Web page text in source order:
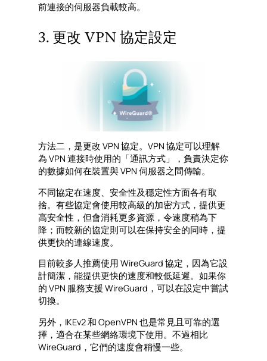
前連接的伺服器負載較高。
3. 更改 VPN 協定設定
方法二，是更改 VPN 協定。VPN 協定可以理解
為 VPN 連接時使用的「通訊方式」，負責決定你
的數據如何在裝置與 VPN 伺服器之間傳輸。
不同協定在速度、安全性及穩定性方面各有取
捨。有些協定會使用較高級的加密方式，提供更
高安全性，但會消耗更多資源，令速度稍為下
降；而較新的協定則可以在保持安全的同時，提
供更快的連線速度。
目前較多人推薦使用 WireGuard 協定，因為它設
計簡潔，能提供更快的速度和較低延遲。如果你
的 VPN 服務支援 WireGuard，可以在設定中嘗試
切換。
另外，IKEv2 和 OpenVPN 也是常見且可靠的選
擇，適合在某些網絡環境下使用。不過相比
WireGuard，它們的速度會稍慢一些。